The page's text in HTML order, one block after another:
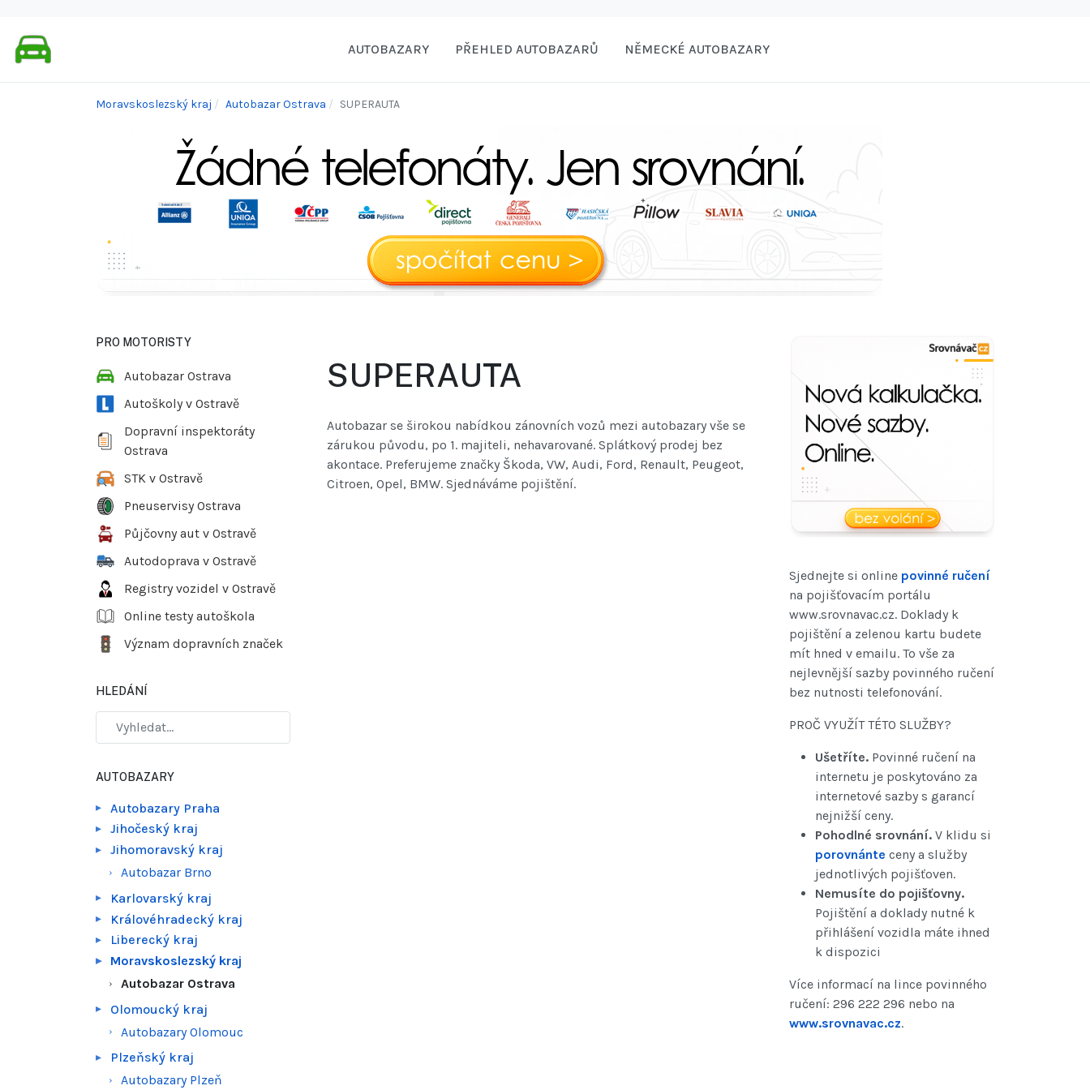
AUTOBAZARY PŘEHLED AUTOBAZARŮ NĚMECKÉ AUTOBAZARY
Moravskoslezský kraj Autobazar Ostrava SUPERAUTA
SUPERAUTA
Autobazar se širokou nabídkou zánovních vozů mezi autobazary vše se
zárukou původu, po 1. majiteli, nehavarované. Splátkový prodej bez
akontace. Preferujeme značky Škoda, VW, Audi, Ford, Renault, Peugeot,
Citroen, Opel, BMW. Sjednáváme pojištění.
PRO MOTORISTY
Autobazar Ostrava
Autoškoly v Ostravě
Dopravní inspektoráty
Ostrava
STK v Ostravě
Pneuservisy Ostrava
Půjčovny aut v Ostravě
Autodoprava v Ostravě
Registry vozidel v Ostravě
Online testy autoškola
Význam dopravních značek
HLEDÁNÍ
AUTOBAZARY
Autobazary Praha
Jihočeský kraj
Jihomoravský kraj
Autobazar Brno
Karlovarský kraj
Královéhradecký kraj
Liberecký kraj
Moravskoslezský kraj
Autobazar Ostrava
Olomoucký kraj
Autobazary Olomouc
Plzeňský kraj
Autobazary Plzeň
Sjednejte si online povinné ručení
na pojišťovacím portálu
www.srovnavac.cz. Doklady k
pojištění a zelenou kartu budete
mít hned v emailu. To vše za
nejlevnější sazby povinného ručení
bez nutnosti telefonování.
PROČ VYUŽÍT TÉTO SLUŽBY?
Ušetříte. Povinné ručení na
internetu je poskytováno za
internetové sazby s garancí
nejnižší ceny.
Pohodlné srovnání. V klidu si
porovnánte ceny a služby
jednotlivých pojišťoven.
Nemusíte do pojišťovny.
Pojištění a doklady nutné k
přihlášení vozidla máte ihned
k dispozici
Více informací na lince povinného
ručení: 296 222 296 nebo na
www.srovnavac.cz.